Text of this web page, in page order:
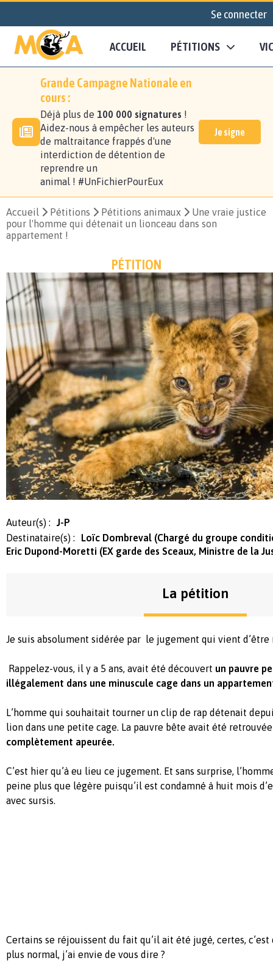
Se connecter
ACCUEIL PÉTITIONS
Grande Campagne Nationale en
cours :
Déjà plus de 100 000 signatures !
Aidez-nous à empêcher les auteurs
de maltraitance frappés d'une
interdiction de détention de
reprendre un
animal ! #UnFichierPourEux
Je signe
Accueil Pétitions Pétitions animaux
Une vraie justice
pour l'homme qui détenait un lionceau dans son
appartement !
PÉTITION
Auteur(s) :
J-P
Destinataire(s) :
Loïc Dombreval (Chargé du groupe
Eric Dupond-Moretti (EX garde des Sceaux, Ministre de la
La pétition
Je suis absolument sidérée par le jugement qui vient d’être
Rappelez-vous, il y a 5 ans, avait été découvert un pauvre
illégalement dans une minuscule cage dans un
L’homme qui souhaitait tourner un clip de rap détenait
lion dans une petite cage. La pauvre bête avait été retrouvée
complètement apeurée.
C’est hier qu’à eu lieu ce jugement. Et sans surprise,
peine plus que légère puisqu’il est condamné à huit mois
avec sursis.
Certains se réjouissent du fait qu’il ait été jugé, certes,
plus normal, j’ai envie de vous dire ?